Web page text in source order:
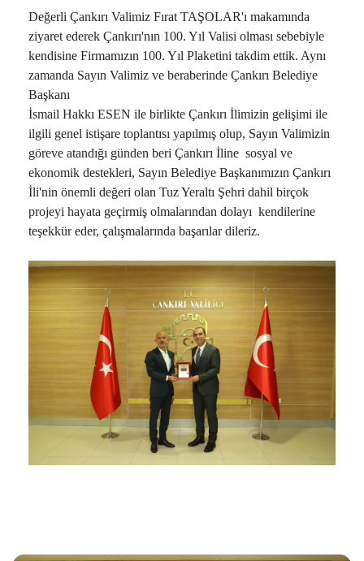
Değerli Çankırı Valimiz Fırat TAŞOLAR'ı makamında
ziyaret ederek Çankırı'nın 100. Yıl Valisi olması sebebiyle
kendisine Firmamızın 100. Yıl Plaketini takdim ettik. Aynı
zamanda Sayın Valimiz ve beraberinde Çankırı Belediye
Başkanı
İsmail Hakkı ESEN ile birlikte Çankırı İlimizin gelişimi ile
ilgili genel istişare toplantısı yapılmış olup, Sayın Valimizin
göreve atandığı günden beri Çankırı İline sosyal ve
ekonomik destekleri, Sayın Belediye Başkanımızın Çankırı
İli'nin önemli değeri olan Tuz Yeraltı Şehri dahil birçok
projeyi hayata geçirmiş olmalarından dolayı kendilerine
teşekkür eder, çalışmalarında başarılar dileriz.